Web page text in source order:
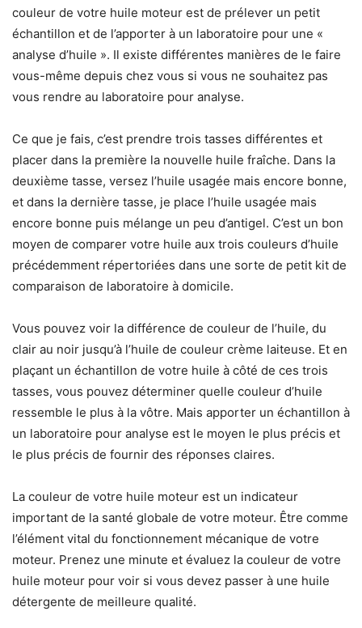
couleur de votre huile moteur est de prélever un petit
échantillon et de l’apporter à un laboratoire pour une «
analyse d’huile ». Il existe différentes manières de le faire
vous-même depuis chez vous si vous ne souhaitez pas
vous rendre au laboratoire pour analyse.
Ce que je fais, c’est prendre trois tasses différentes et
placer dans la première la nouvelle huile fraîche. Dans la
deuxième tasse, versez l’huile usagée mais encore bonne,
et dans la dernière tasse, je place l’huile usagée mais
encore bonne puis mélange un peu d’antigel. C’est un bon
moyen de comparer votre huile aux trois couleurs d’huile
précédemment répertoriées dans une sorte de petit kit de
comparaison de laboratoire à domicile.
Vous pouvez voir la différence de couleur de l’huile, du
clair au noir jusqu’à l’huile de couleur crème laiteuse. Et en
plaçant un échantillon de votre huile à côté de ces trois
tasses, vous pouvez déterminer quelle couleur d’huile
ressemble le plus à la vôtre. Mais apporter un échantillon à
un laboratoire pour analyse est le moyen le plus précis et
le plus précis de fournir des réponses claires.
La couleur de votre huile moteur est un indicateur
important de la santé globale de votre moteur. Être comme
l’élément vital du fonctionnement mécanique de votre
moteur. Prenez une minute et évaluez la couleur de votre
huile moteur pour voir si vous devez passer à une huile
détergente de meilleure qualité.